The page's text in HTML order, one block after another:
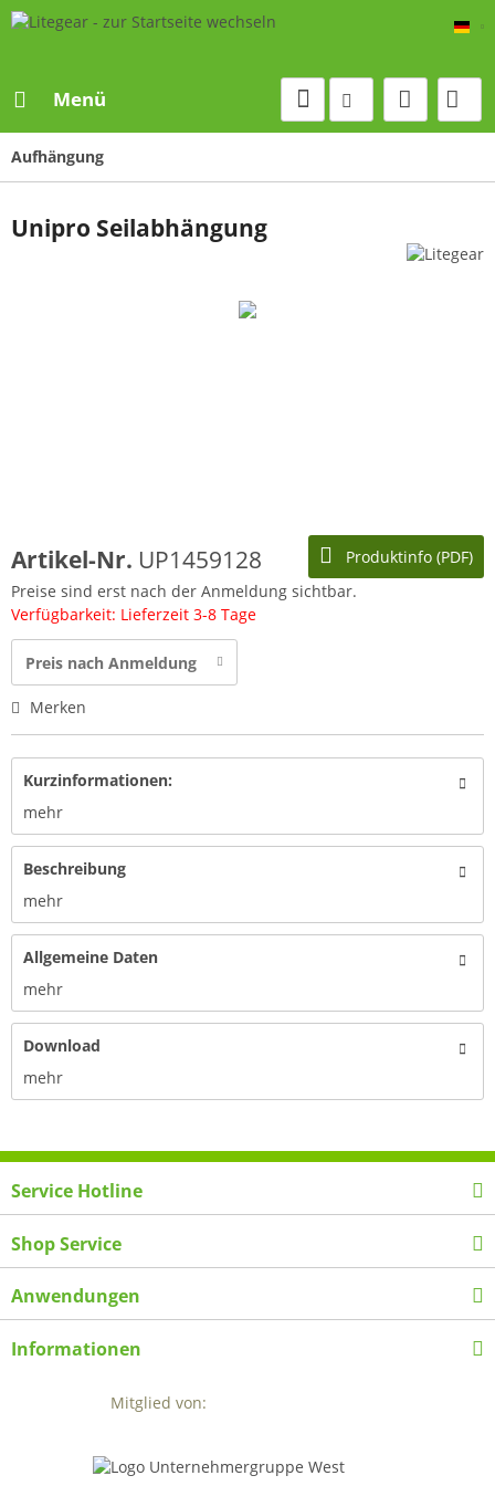
Menü
Aufhängung
Unipro Seilabhängung
Produktinfo (PDF)
Artikel-Nr. UP1459128
Preise sind erst nach der Anmeldung sichtbar.
Verfügbarkeit: Lieferzeit 3-8 Tage
Preis nach Anmeldung
Merken
Kurzinformationen:
mehr
Beschreibung
mehr
Allgemeine Daten
mehr
Download
mehr
Service Hotline
Shop Service
Anwendungen
Informationen
Mitglied von: